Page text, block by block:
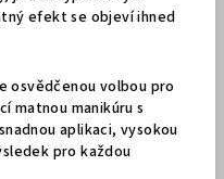
efekt se objeví ihned
osvědčenou volbou pro
matnou manikúru s
aplikaci, vysokou
pro každou